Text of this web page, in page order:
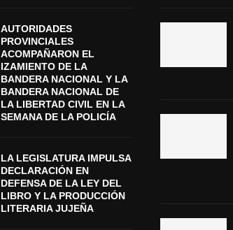
AUTORIDADES
PROVINCIALES
ACOMPAÑARON EL
IZAMIENTO DE LA
BANDERA NACIONAL Y LA
BANDERA NACIONAL DE
LA LIBERTAD CIVIL EN LA
SEMANA DE LA POLICÍA
LA LEGISLATURA IMPULSA
DECLARACIÓN EN
DEFENSA DE LA LEY DEL
LIBRO Y LA PRODUCCIÓN
LITERARIA JUJEÑA